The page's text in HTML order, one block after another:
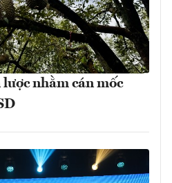
nhằm cán mốc